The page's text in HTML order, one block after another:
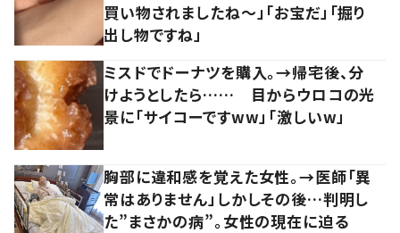
買い物されましたね～」「お宝だ」「掘り
出し物ですね」
ミスドでドーナツを購入。→帰宅後、分
けようとしたら…… 目からウロコの光
景に「サイコーですww」「激しいw」
胸部に違和感を覚えた女性。→医師「異
常はありません」しかしその後…判明し
た”まさかの病”。女性の現在に迫る